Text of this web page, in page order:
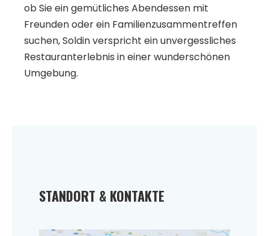
ob Sie ein gemütliches Abendessen mit
Freunden oder ein Familienzusammentreffen
suchen, Soldin verspricht ein unvergessliches
Restauranterlebnis in einer wunderschönen
Umgebung.
STANDORT & KONTAKTE